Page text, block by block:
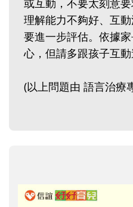
或互動，不要太刻意
理解能力不夠好、互
要進一步評估。依據
心，但請多跟孩子互動
(以上問題由 語言治療